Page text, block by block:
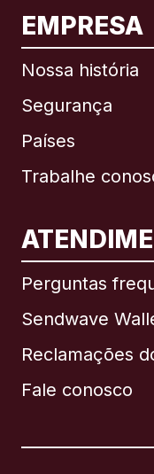
EMPRESA
Nossa história
Segurança
Países
Trabalhe
Perguntas
Sendwave
Reclamações
Fale conosco
Brasil